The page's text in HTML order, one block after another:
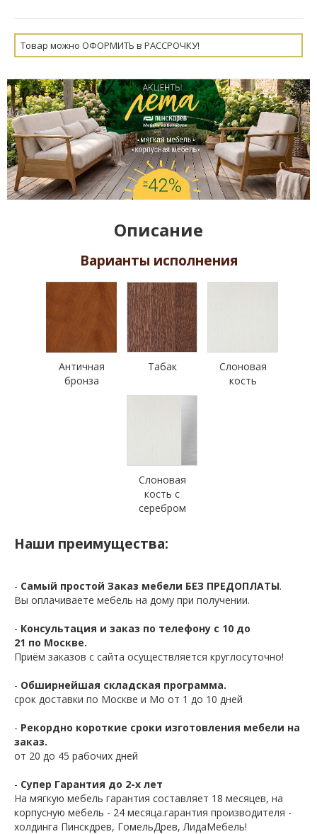
Товар можно ОФОРМИТЬ в РАССРОЧКУ!
Описание
Варианты исполнения
Античная
бронза
Табак
Слоновая
кость
Слоновая
кость с
серебром
Наши преимущества:
- Самый простой Заказ мебели БЕЗ ПРЕДОПЛАТЫ.
Вы оплачиваете мебель на дому при получении.
- Консультация и заказ по телефону с 10 до
21 по Москве.
Приём заказов с сайта осуществляется круглосуточно!
- Обширнейшая складская программа.
срок доставки по Москве и Мо от 1 до 10 дней
- Рекордно короткие сроки изготовления мебели на
заказ.
от 20 до 45 рабочих дней
- Супер Гарантия до 2-х лет
На мягкую мебель гарантия составляет 18 месяцев, на
корпусную мебель - 24 месяца.гарантия производителя -
холдинга Пинскдрев, ГомельДрев, ЛидаМебель!